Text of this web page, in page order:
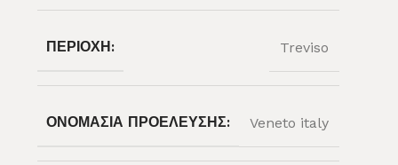
ΠΕΡΙΟΧΉ: Treviso
ΟΝΟΜΑΣΊΑ ΠΡΟΈΛΕΥΣΗΣ: Veneto italy